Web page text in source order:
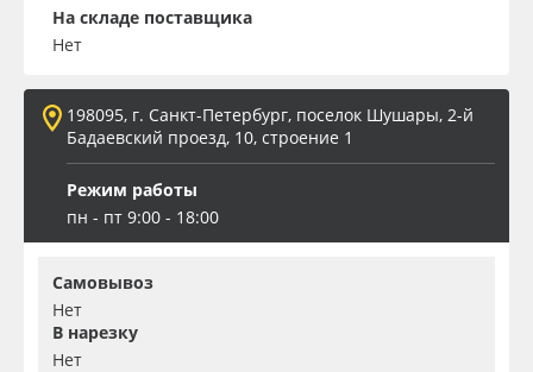
На складе поставщика
Нет
198095, г. Санкт-Петербург, поселок Шушары, 2-й
Бадаевский проезд, 10, строение 1
Режим работы
пн - пт 9:00 - 18:00
Самовывоз
Нет
В нарезку
Нет